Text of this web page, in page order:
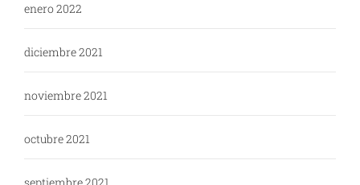
enero 2022
diciembre 2021
noviembre 2021
octubre 2021